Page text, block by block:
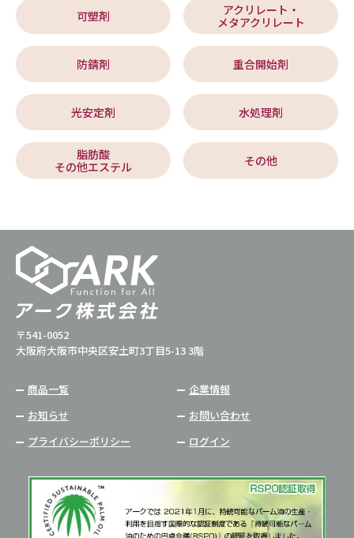
可塑剤
アクリレート・
メタアクリレート
防錆剤 重合開始剤
光安定剤 水処理剤
脂肪酸
その他エステル
その他
〒541-0052
大阪府大阪市中央区安土町3丁目5-13 3階
商品一覧
企業情報
お知らせ
お問い合わせ
プライバシーポリシー
ログイン